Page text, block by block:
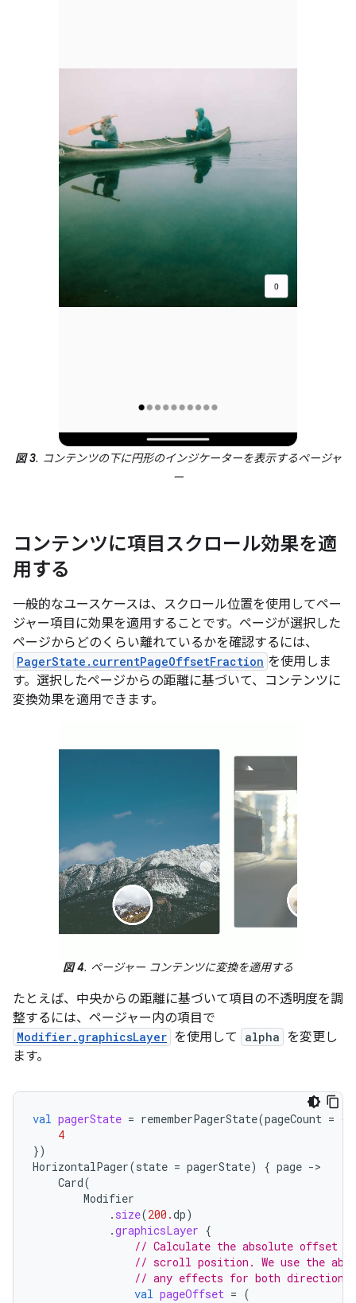
図 3. コンテンツの下に円形のインジケーターを表示するページャ
ー
コンテンツに項目スクロール効果を適
用する
一般的なユースケースは、スクロール位置を使用してペー
ジャー項目に効果を適用することです。ページが選択した
ページからどのくらい離れているかを確認するには、
PagerState.currentPageOffsetFraction を使用しま
す。選択したページからの距離に基づいて、コンテンツに
変換効果を適用できます。
図 4. ページャー コンテンツに変換を適用する
たとえば、中央からの距離に基づいて項目の不透明度を調
整するには、ページャー内の項目で
Modifier.graphicsLayer を使用して alpha を変更し
ます。
val pagerState = rememberPagerState(pageCount = {
4
})
HorizontalPager(state = pagerState) { page -
Card(
Modifier
. size(200.dp)
.graphicsLayer {
// Calculate the absolute offset
// scroll position. We use the
// any effects for both directions
val pageOffset = (